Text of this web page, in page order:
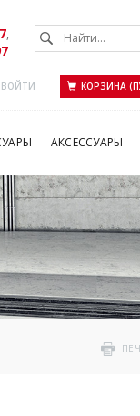
,
ВОЙТИ КОРЗИНА
АКСЕССУАРЫ